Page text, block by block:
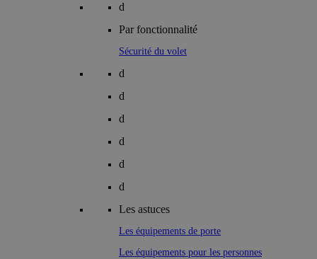
d
Par fonctionnalité
Sécurité du volet
d
d
d
d
d
d
Les astuces
Les équipements de porte
Les équipements pour les personnes